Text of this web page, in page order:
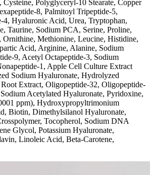
Cysteine, Polyglyceryl-10 Stearate, Copper
8, Palmitoyl Tripeptide-5,
4, Hyaluronic Acid, Urea, Tryptophan,
Taurine, Sodium PCA, Serine, Proline,
Ornithine, Methionine, Leucine, Histidine,
Acid, Arginine, Alanine, Sodium
9, Acetyl Octapeptide-3, Sodium
1, Apple Cell Culture Extract
Sodium Hyaluronate, Hydrolyzed
Extract, Oligopeptide-32, Oligopeptide-
Acetylated Hyaluronate, Pyridoxine,
ppm), Hydroxypropyltrimonium
Biotin, Dimethylsilanol Hyaluronate,
Tocopherol, Sodium DNA
Glycol, Potassium Hyaluronate,
Linoleic Acid, Beta-Carotene,